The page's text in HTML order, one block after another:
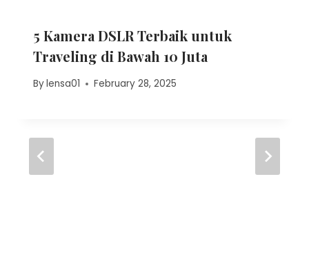
5 Kamera DSLR Terbaik untuk
Traveling di Bawah 10 Juta
Bylensa01 February 28, 2025